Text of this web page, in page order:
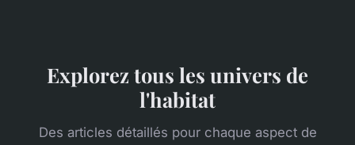
Explorez tous les univers de
l'habitat
Des articles détaillés pour chaque aspect de